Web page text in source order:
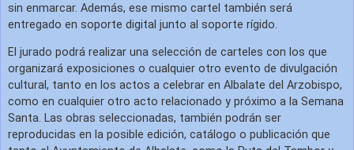
sin enmarcar. Además, ese mismo cartel también será
entregado en soporte digital junto al soporte rígido.
El jurado podrá realizar una selección de carteles con los que
organizará exposiciones o cualquier otro evento de divulgación
cultural, tanto en los actos a celebrar en Albalate del Arzobispo,
como en cualquier otro acto relacionado y próximo a la Semana
Santa. Las obras seleccionadas, también podrán ser
reproducidas en la posible edición, catálogo o publicación que